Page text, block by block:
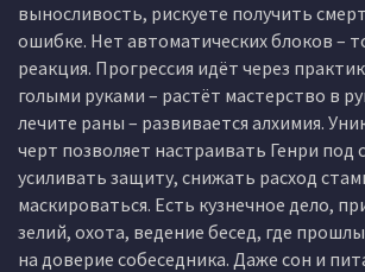
выносливость, рискуете получить
ошибке. Нет автоматических блоков –
реакция. Прогрессия идёт через
голыми руками – растёт мастерство в
лечите раны – развивается алхимия.
черт позволяет настраивать Генри под
усиливать защиту, снижать расход
маскироваться. Есть кузнечное дело,
зелий, охота, ведение бесед, где
на доверие собеседника. Даже сон и